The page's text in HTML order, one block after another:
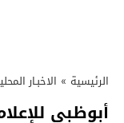
الرئيسية » الاخبـار
أبوظبي